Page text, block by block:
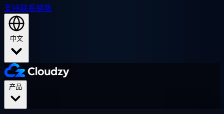
支持联系销售
中文